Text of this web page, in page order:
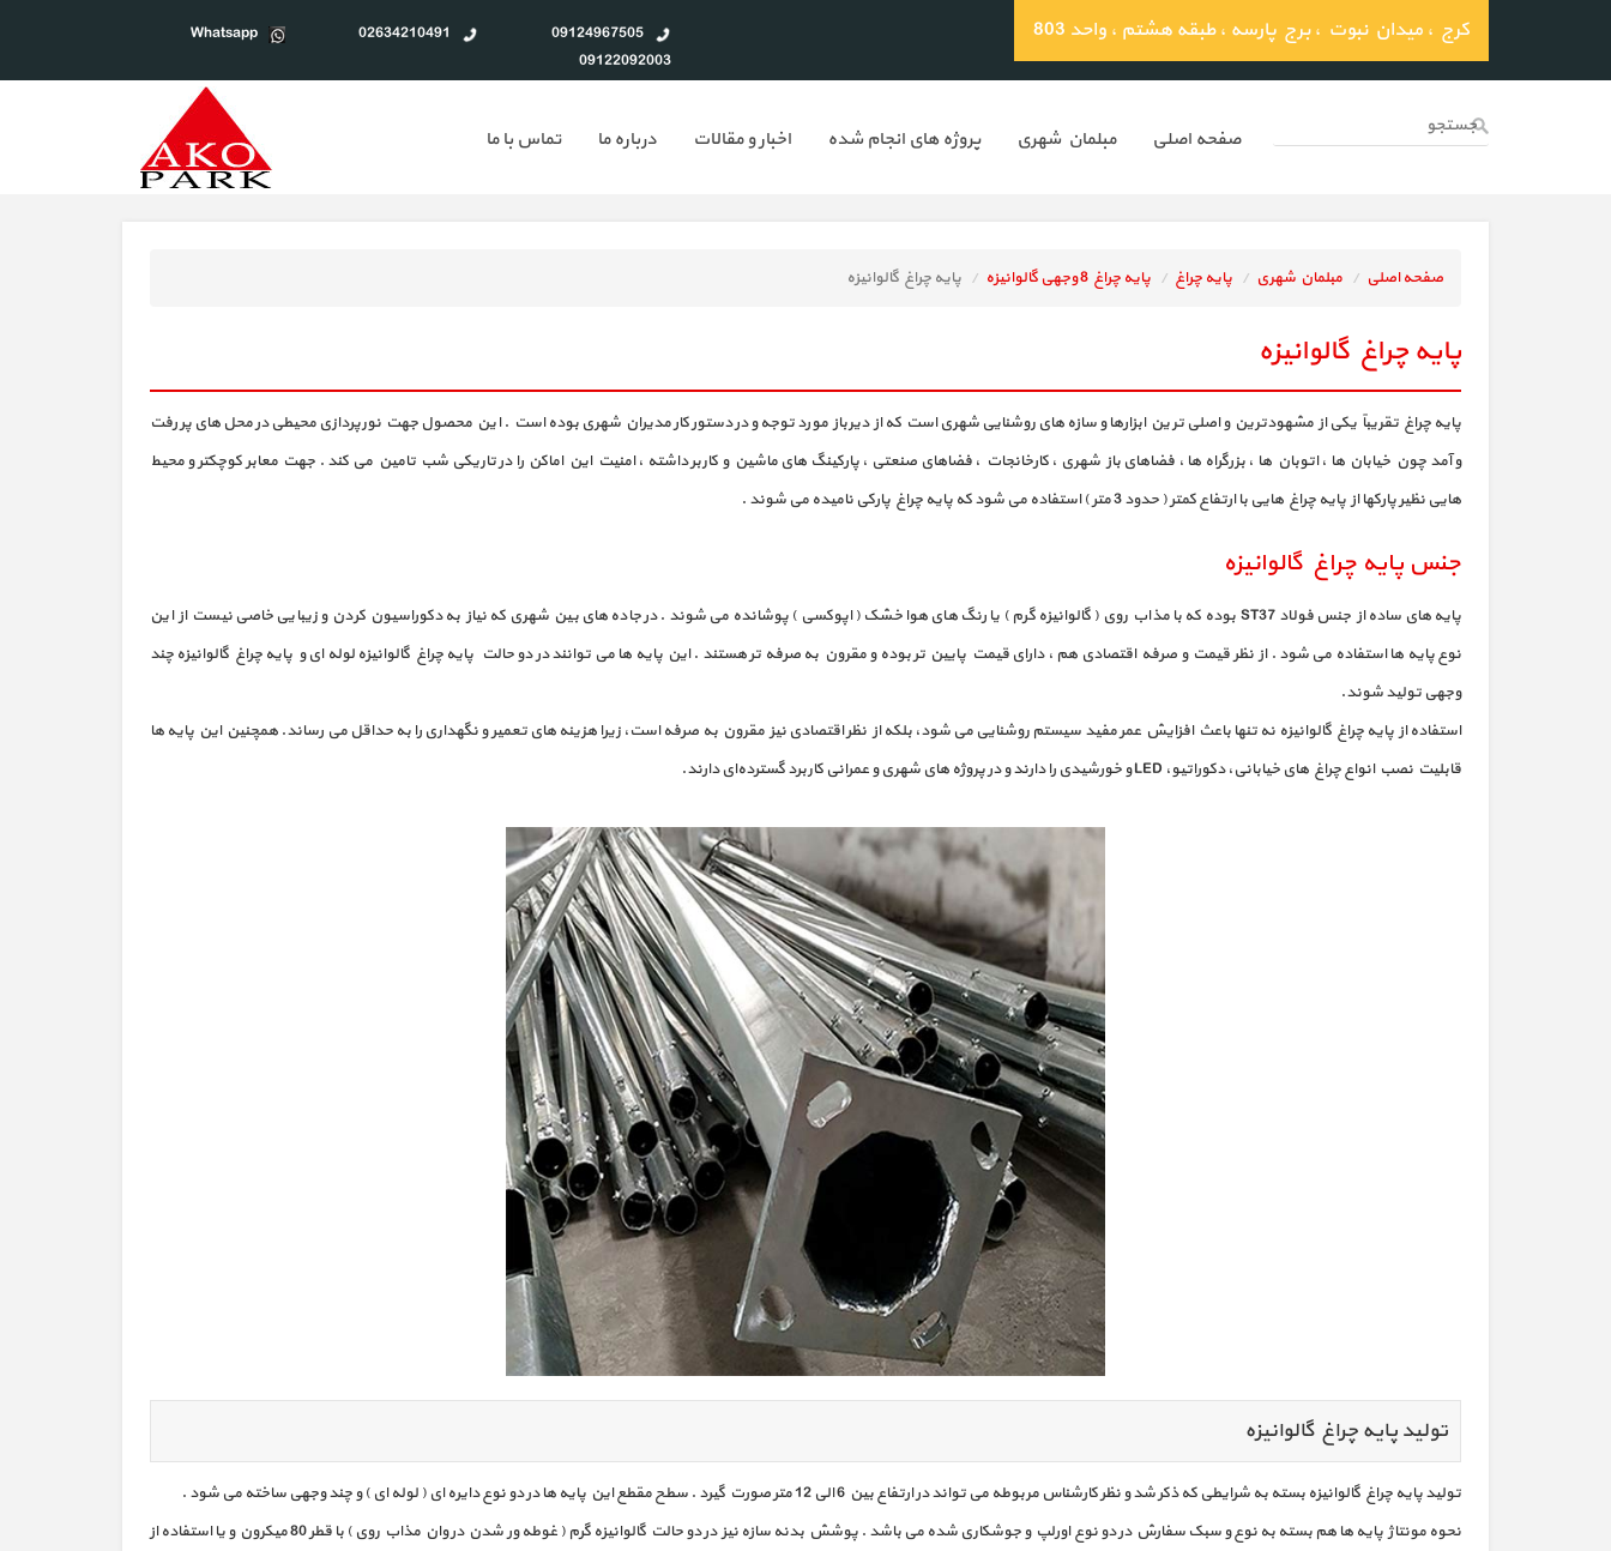
کرج ، میدان نبوت ، برج پارسه ، طبقه هشتم ، واحد 803
09124967505
09122092003
02634210491
Whatsapp
صفحه اصلي مبلمان شهری پروژه های انجام شده اخبار و مقالات درباره ما تماس با ما
صفحه اصلی مبلمان شهری پایه چراغ پایه چراغ 8 وجهی گالوانیزه پایه چراغ گالوانیزه
پایه چراغ گالوانیزه
پایه چراغ تقریباً یکی از مشهودترین و اصلی ترین ابزارها و سازه های روشنایی شهری است که از دیرباز مورد توجه و در دستور کار مدیران شهری بوده است . این محصول جهت نورپردازی محیطی در محل های پر رفت
و آمد چون خیابان ها ، اتوبان ها ، بزرگراه ها ، فضاهای باز شهری ، کارخانجات ، فضاهای صنعتی ، پارکینگ های ماشین و کاربر داشته ، امنیت این اماکن را در تاریکی شب تامین می کند . جهت معابر کوچکتر و محیط
هایی نظیر پارکها از پایه چراغ هایی با ارتفاع کمتر ( حدود 3 متر ) استفاده می شود که پایه چراغ پارکی نامیده می شوند .
جنس پایه چراغ گالوانیزه
پایه های ساده از جنس فولاد ST37 بوده که با مذاب روی ( گالوانیزه گرم ) یا رنگ های هوا خشک ( اپوکسی ) پوشانده می شوند . در جاده های بین شهری که نیاز به دکوراسیون کردن و زیبایی خاصی نیست از این
نوع پایه ها استفاده می شود . از نظر قیمت و صرفه اقتصادی هم ، دارای قیمت پایین تر بوده و مقرون به صرفه تر هستند . این پایه ها می توانند در دو حالت پایه چراغ گالوانیزه لوله ای و پایه چراغ گالوانیزه چند
وجهی تولید شوند.
استفاده از پایه چراغ گالوانیزه نه‌ تنها باعث افزایش عمر مفید سیستم روشنایی می‌ شود، بلکه از نظر اقتصادی نیز مقرون‌ به‌ صرفه است، زیرا هزینه‌ های تعمیر و نگهداری را به حداقل می‌ رساند. همچنین این پایه‌ ها
قابلیت نصب انواع چراغ‌ های خیابانی، دکوراتیو، LED و خورشیدی را دارند و در پروژه‌ های شهری و عمرانی کاربرد گسترده‌ای دارند.
تولید پایه چراغ گالوانیزه
تولید پایه چراغ گالوانیزه بسته به شرایطی که ذکر شد و نظر کارشناس مربوطه می تواند در ارتفاع بین 6 الی 12 متر صورت گیرد . سطح مقطع این پایه ها در دو نوع دایره ای ( لوله ای ) و چند وجهی ساخته می شود .
نحوه مونتاژ پایه ها هم بسته به نوع و سبک سفارش در دو نوع اورلپ و جوشکاری شده می باشد . پوشش بدنه سازه نیز در دو حالت گالوانیزه گرم ( غوطه ور شدن در وان مذاب روی ) با قطر 80 میکرون و یا استفاده از